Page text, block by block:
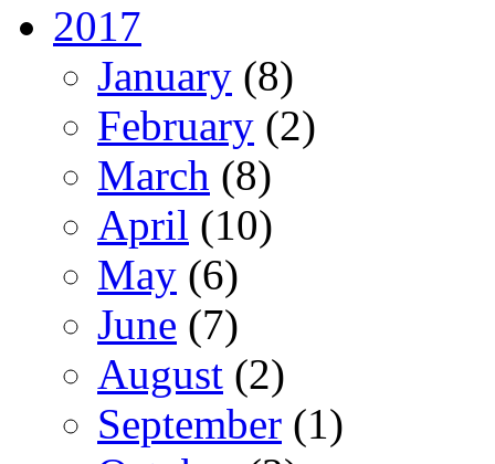
2017
January (8)
February (2)
March (8)
April (10)
May (6)
June (7)
August (2)
September (1)